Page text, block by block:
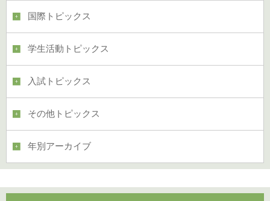
国際トピックス
学生活動トピックス
入試トピックス
その他トピックス
年別アーカイブ